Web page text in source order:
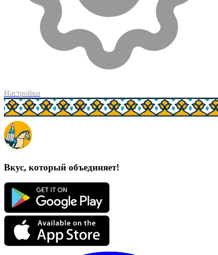
Настройки
Вкус, который объединяет!